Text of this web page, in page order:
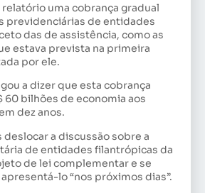
uma cobrança gradual
previdenciárias de entidades
das de assistência, como as
estava prevista na primeira
por ele.
a dizer que esta cobrança
60 bilhões de economia aos
dez anos.
a discussão sobre a
de entidades filantrópicas da
de lei complementar e se
lo “nos próximos dias”.